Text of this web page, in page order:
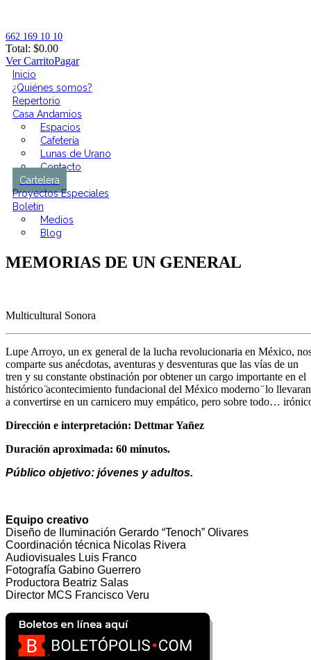
662 169 10 10
Total: $0.00
Ver CarritoPagar
Inicio
¿Quiénes somos?
Repertorio
Casa Andamios
Espacios
Cafetería
Lunas de Urano
Contacto
Cartelera
Proyectos Especiales
Boletín
Medios
Blog
MEMORIAS DE UN GENERAL
Multicultural Sonora
Lupe Arroyo, un ex general de la lucha revolucionaria en México,
comparte sus anécdotas, aventuras y desventuras que las vías de un
tren y su constante obstinación por obtener un cargo importante en el
histórico ̈acontecimiento fundacional del México moderno ̈ lo llevaran
a convertirse en un carnicero muy empático, pero sobre todo…
Dirección e interpretación: Dettmar Yañez
Duración aproximada: 60 minutos.
Público objetivo: jóvenes y adultos.
Equipo creativo
Diseño de Iluminación Gerardo “Tenoch” Olivares
Coordinación técnica Nicolas Rivera
Audiovisuales Luis Franco
Fotografía Gabino Guerrero
Productora Beatriz Salas
Director MCS Francisco Veru